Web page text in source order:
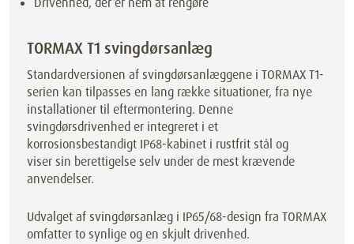
TORMAX T1 svingdørsanlæg
Standardversionen af svingdørsanlæggene i TORMAX T1-
serien kan tilpasses en lang række situationer, fra nye
installationer til eftermontering. Denne
svingdørsdrivenhed er integreret i et
korrosionsbestandigt IP68-kabinet i rustfrit stål og
viser sin berettigelse selv under de mest krævende
anvendelser.
Udvalget af svingdørsanlæg i IP65/68-design fra TORMAX
omfatter to synlige og en skjult drivenhed.